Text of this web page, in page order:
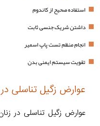
استفاده صحیح از کاندوم
داشتن شریک جنسی ثابت
انجام منظم تست پاپ اسمیر
تقویت سیستم ایمنی بدن
عوارض زگیل تناسلی
عوارض زگیل تناسلی در